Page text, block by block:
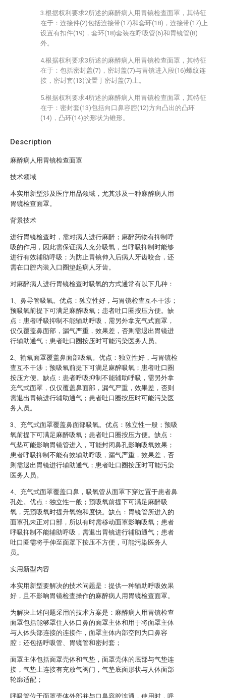
Description
麻醉病人用胃镜检查面罩
技术领域
本实用新型涉及医疗用品领域，尤其涉及一种麻醉病人用
胃镜检查面罩。
背景技术
进行胃镜检查时，需对病人进行麻醉；麻醉药物有抑制呼
吸的作用，因此需保证病人充分吸氧，当呼吸抑制时能够
进行有效辅助呼吸；为防止胃镜伸入后病人牙齿咬合，还
需在口腔内装入口圈垫起病人牙齿。
对麻醉病人进行胃镜检查时吸氧的方式通常有以下几种：
1、鼻导管吸氧。优点：独立性好，与胃镜检查互不干涉；
预吸氧前提下可满足麻醉吸氧；患者吐口圈按压方便。缺
点：患者呼吸抑制不能辅助呼吸，需另外拿充气式面罩，
仅仅覆盖鼻面部，漏气严重，效果差，否则需退出胃镜进
行辅助通气；患者吐口圈按压时可能污染医务人员。
2、输氧面罩覆盖鼻面部吸氧。优点：独立性好，与胃镜检
查互不干涉；预吸氧前提下可满足麻醉吸氧；患者吐口圈
按压方便。缺点：患者呼吸抑制不能辅助呼吸，需另外拿
充气式面罩，仅仅覆盖鼻面部，漏气严重，效果差，否则
需退出胃镜进行辅助通气；患者吐口圈按压时可能污染医
务人员。
3、充气式面罩覆盖鼻面部吸氧。优点：独立性一般；预吸
氧前提下可满足麻醉吸氧；患者吐口圈按压方便。缺点：
气垫可能影响胃镜管进入，可能封闭鼻孔影响吸氧效果；
患者呼吸抑制不能有效辅助呼吸，漏气严重，效果差，否
则需退出胃镜进行辅助通气；患者吐口圈按压时可能污染
医务人员。
4、充气式面罩覆盖口鼻，吸氧管从面罩下穿过置于患者鼻
孔处。优点：独立性一般；预吸氧前提下可满足麻醉吸
氧，无预吸氧时提升氧饱和度快。缺点：胃镜管所进入的
面罩孔未正对口部，所以有时需移动面罩影响吸氧；患者
呼吸抑制不能辅助呼吸，需退出胃镜进行辅助通气；患者
吐口圈需将手伸至面罩下按压不方便，可能污染医务人
员。
实用新型内容
本实用新型要解决的技术问题是：提供一种辅助呼吸效果
好，且不影响胃镜检查操作的麻醉病人用胃镜检查面罩。
为解决上述问题采用的技术方案是：麻醉病人用胃镜检查
面罩包括能够罩住人体口鼻的面罩主体和用于将面罩主体
与人体头部连接的连接件，面罩主体内部空间为口鼻容
腔；还包括呼吸管、胃镜管和密封套；
面罩主体包括面罩壳体和气垫，面罩壳体的底部与气垫连
接，气垫上连接有充放气阀门，气垫底面形状与人体面部
轮廓适配；
呼吸管位于面罩壳体外部并与口鼻容腔连通，使用时，呼
3.根据权利要求2所述的麻醉病人用胃镜检查面罩，其特征
在于：连接件(2)包括连接带(17)和套环(18)，连接带(17)上
设置有扣件(19)，套环(18)套装在呼吸管(6)和胃镜管(8)
外。
4.根据权利要求3所述的麻醉病人用胃镜检查面罩，其特征
在于：包括密封盖(7)，密封盖(7)与胃镜进入段(16)螺纹连
接，密封套(13)设置于密封盖(7)上。
5.根据权利要求4所述的麻醉病人用胃镜检查面罩，其特征
在于：密封套(13)包括向口鼻容腔(12)方向凸出的凸环
(14)，凸环(14)的形状为锥形。